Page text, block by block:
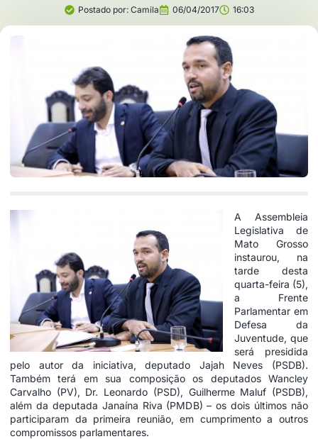
Postado por:Camila 06/04/2017 16:03
A Assembleia
Legislativa de
Mato Grosso
instaurou, na
tarde desta
quarta-feira (5),
a Frente
Parlamentar em
Defesa da
Juventude, que
será presidida
pelo autor da iniciativa, deputado Jajah Neves (PSDB).
Também terá em sua composição os deputados Wancley
Carvalho (PV), Dr. Leonardo (PSD), Guilherme Maluf (PSDB),
além da deputada Janaína Riva (PMDB) – os dois últimos não
participaram da primeira reunião, em cumprimento a outros
compromissos parlamentares.